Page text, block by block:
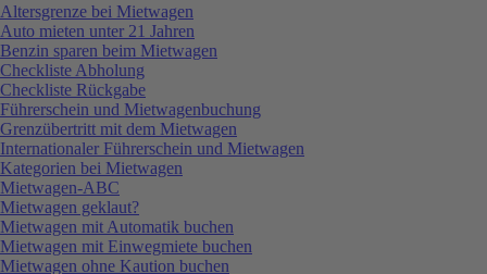
Altersgrenze bei Mietwagen
Auto mieten unter 21 Jahren
Benzin sparen beim Mietwagen
Checkliste Abholung
Checkliste Rückgabe
Führerschein und Mietwagenbuchung
Grenzübertritt mit dem Mietwagen
Internationaler Führerschein und Mietwagen
Kategorien bei Mietwagen
Mietwagen-ABC
Mietwagen geklaut?
Mietwagen mit Automatik buchen
Mietwagen mit Einwegmiete buchen
Mietwagen ohne Kaution buchen